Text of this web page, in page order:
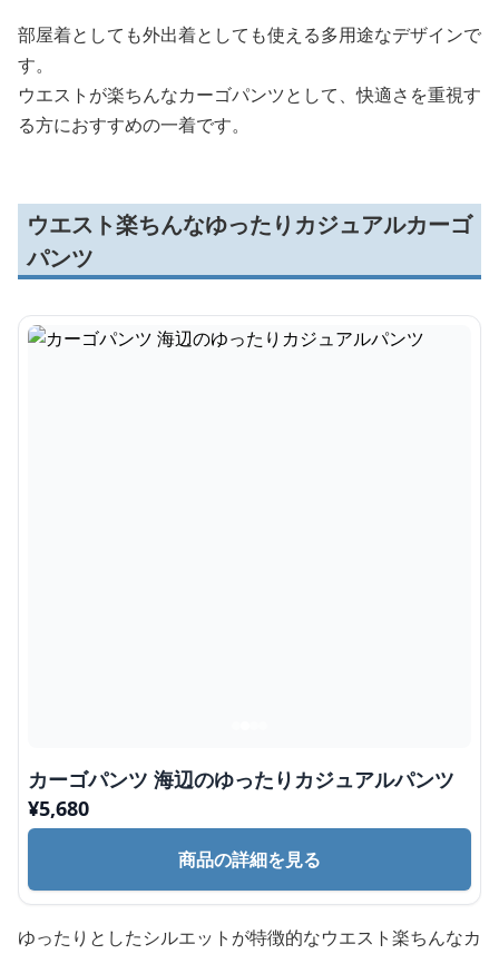
部屋着としても外出着としても使える多用途なデザインで
す。
ウエストが楽ちんなカーゴパンツとして、快適さを重視す
る方におすすめの一着です。
ウエスト楽ちんなゆったりカジュアルカーゴ
パンツ
カーゴパンツ 海辺のゆったりカジュアルパンツ
¥5,680
商品の詳細を見る
ゆったりとしたシルエットが特徴的なウエスト楽ちんなカ